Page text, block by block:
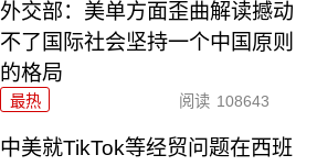
外交部：美单方面歪曲解读撼动
不了国际社会坚持一个中国原则
的格局
最热 阅读 108643
中美就TikTok等经贸问题在西班